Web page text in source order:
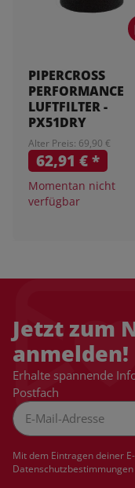
PIPERCROSS
PERFORMANCE
LUFTFILTER -
PX51DRY
Alter Preis: 69,90 €
62,91 €*
Momentan nicht
verfügbar
Jetzt zum
anmelden!
Erhalte spannende
Postfach
Mit dem Eintragen deiner
Datenschutzbestimmungen